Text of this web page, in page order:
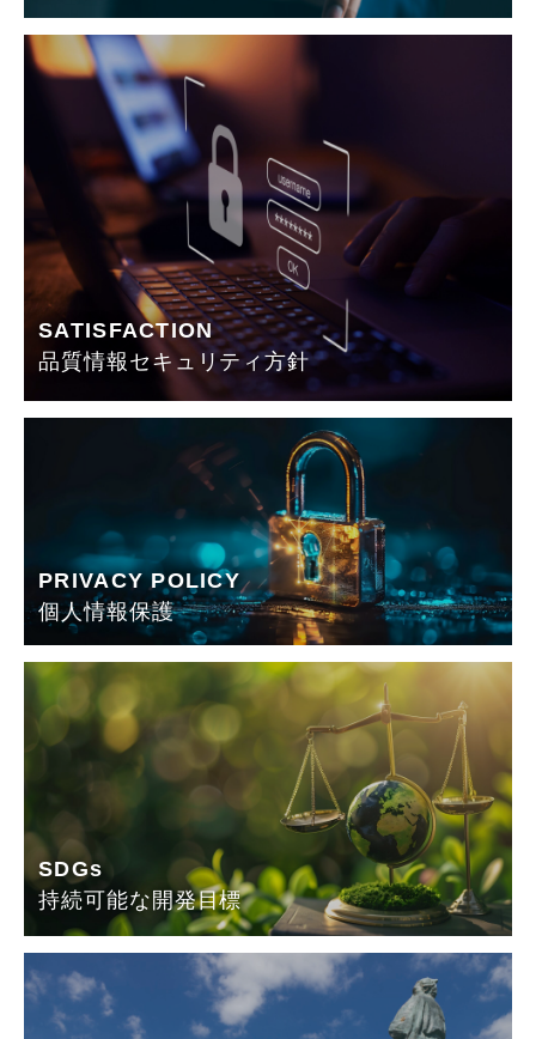
SATISFACTION
品質情報セキュリティ方針
PRIVACY POLICY
個人情報保護
SDGs
持続可能な開発目標